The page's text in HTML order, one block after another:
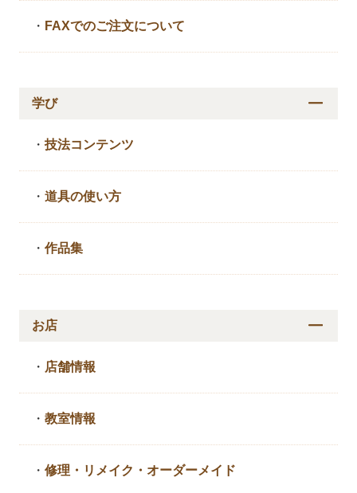
・ FAXでのご注文について
学び
・技法コンテンツ
・道具の使い方
・作品集
お店
・ 店舗情報
・教室情報
・修理・リメイク・ オーダーメイド